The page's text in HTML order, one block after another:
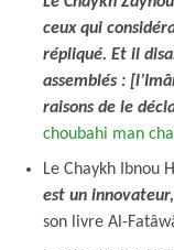
ceux qui
répliqué. Et il
assemblés :
raisons de le
choubahi man
Le Chaykh Ibnou
est un
son livre Al-